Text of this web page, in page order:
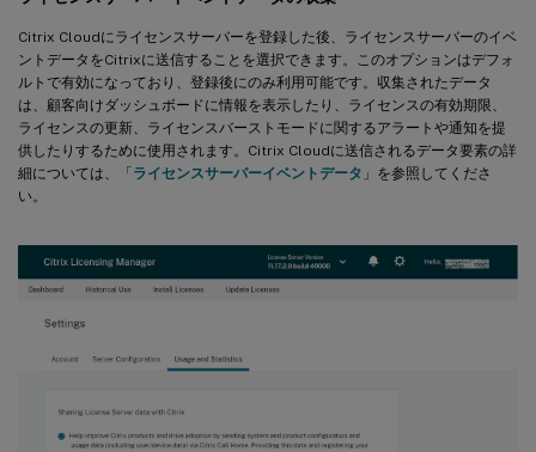
Citrix Cloudにライセンスサーバーを登録した後、ライセンスサーバーのイベ
ントデータをCitrixに送信することを選択できます。このオプションはデフォ
ルトで有効になっており、登録後にのみ利用可能です。収集されたデータ
は、顧客向けダッシュボードに情報を表示したり、ライセンスの有効期限、
ライセンスの更新、ライセンスバーストモードに関するアラートや通知を提
供したりするために使用されます。Citrix Cloudに送信されるデータ要素の詳
細については、「 ライセンスサーバーイベントデータ 」を参照してくださ
い。